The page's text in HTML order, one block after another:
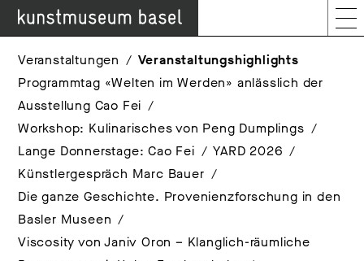
Veranstaltungen
Veranstaltungshighlights
Programmtag «Welten im Werden» anlässlich der
Ausstellung Cao Fei
Workshop: Kulinarisches von Peng Dumplings
Lange Donnerstage: Cao Fei
YARD 2026
Künstlergespräch Marc Bauer
Die ganze Geschichte. Provenienzforschung in den
Basler Museen
Viscosity von Janiv Oron – Klanglich-räumliche